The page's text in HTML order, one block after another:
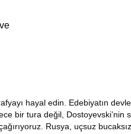
hayal edin. Edebiyatın
bir tura değil, Dostoyevski’nin
Rusya, uçsuz